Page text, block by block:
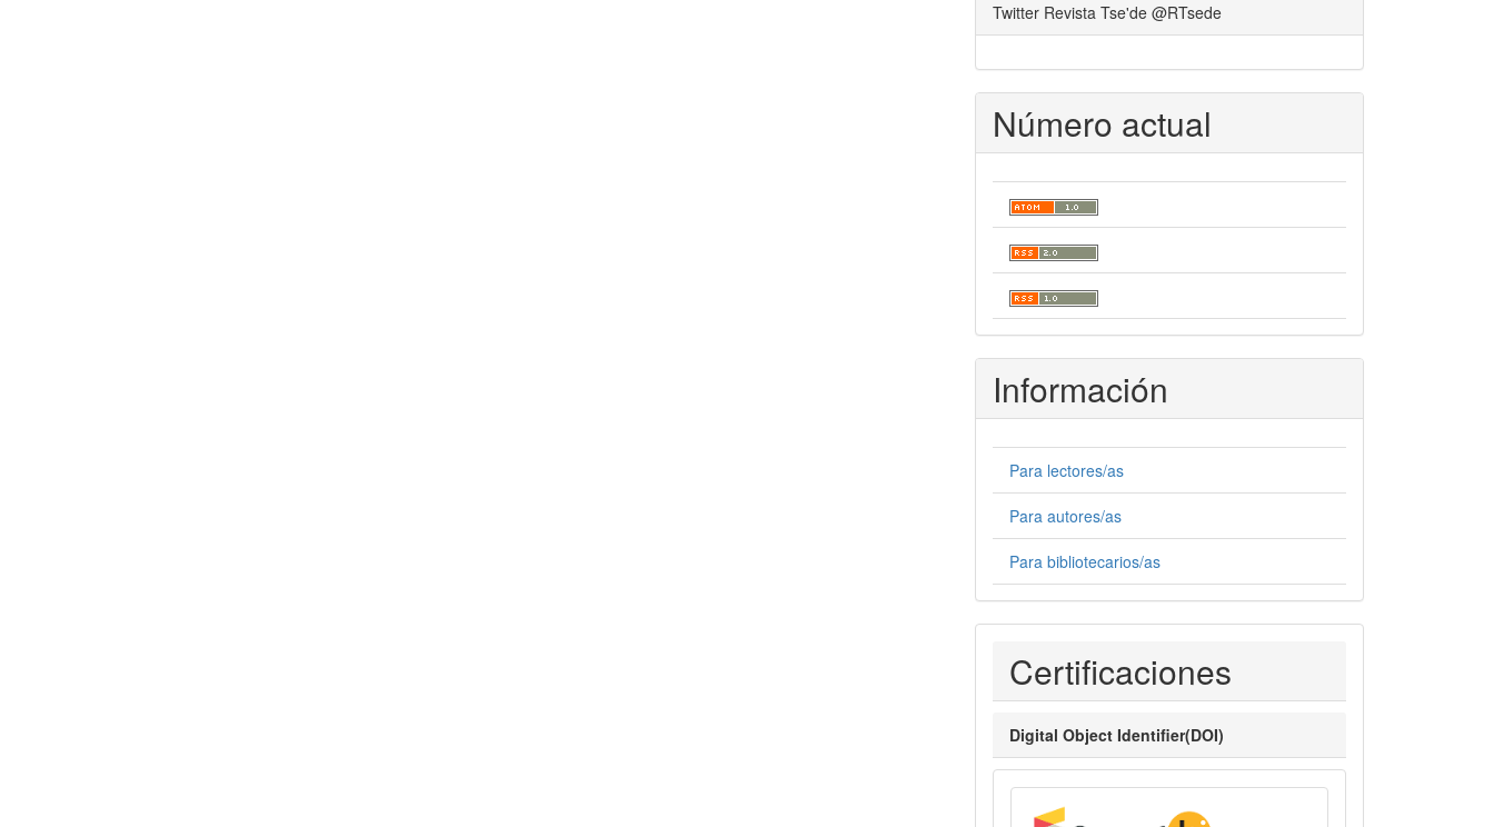
Twitter Revista Tse'de @RTsede
Número actual
Información
Para lectores/as
Para autores/as
Para bibliotecarios/as
Certificaciones
Certificaciones
Digital Object Identifier(DOI)